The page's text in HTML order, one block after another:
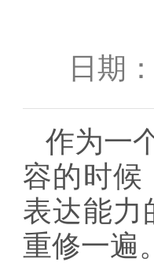
日期
作为一
容的时候
表达能力
重修一遍